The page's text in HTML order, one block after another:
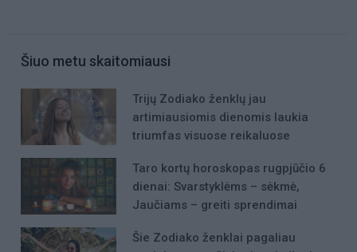
Šiuo metu skaitomiausi
Trijų Zodiako ženklų jau
artimiausiomis dienomis laukia
triumfas visuose reikaluose
Taro kortų horoskopas rugpjūčio 6
dienai: Svarstyklėms – sėkmė,
Jaučiams – greiti sprendimai
Šie Zodiako ženklai pagaliau